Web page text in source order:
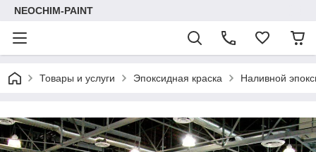
NEOCHIM-PAINT
Товары и услуги Эпоксидная краска Наливной